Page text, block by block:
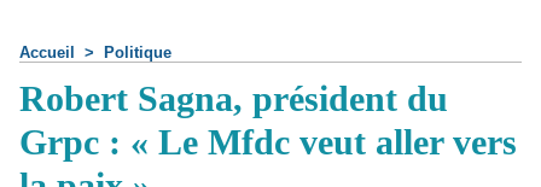
Accueil > Politique
Robert Sagna, président du
Grpc : « Le Mfdc veut aller vers